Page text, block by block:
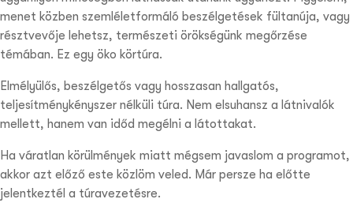
menet közben szemléletformáló beszélgetések fültanúja, vagy
résztvevője lehetsz, természeti örökségünk megőrzése
témában. Ez egy öko körtúra.
Elmélyülős, beszélgetős vagy hosszasan hallgatós,
teljesítménykényszer nélküli túra. Nem elsuhansz a látnivalók
mellett, hanem van időd megélni a látottakat.
Ha váratlan körülmények miatt mégsem javaslom a programot,
akkor azt előző este közlöm veled. Már persze ha előtte
jelentkeztél a túravezetésre.